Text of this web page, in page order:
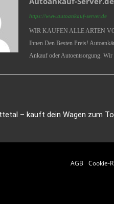
https://www.autoankauf-server.de
WIR KAUFEN ALLE ARTEN
Ihnen Den Besten Preis!
Ankauf oder Autoentsorgung. Wir
– kauft dein Wagen zum
AGB Cookie-